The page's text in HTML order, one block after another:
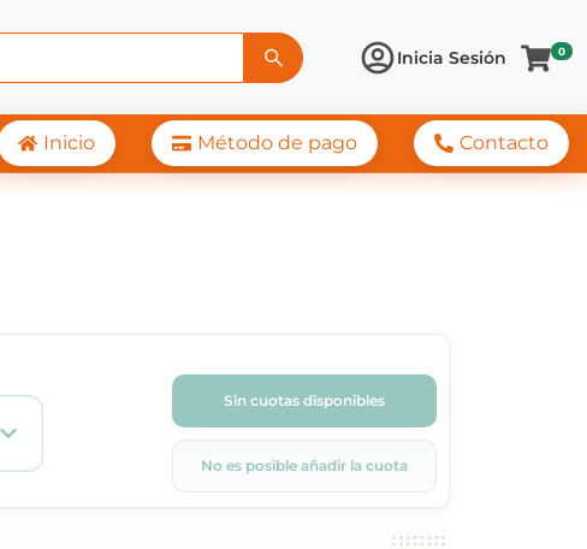
Inicia Sesión 0
Inicio Método de pago Contacto
Sin cuotas disponibles
No es posible añadir la cuota